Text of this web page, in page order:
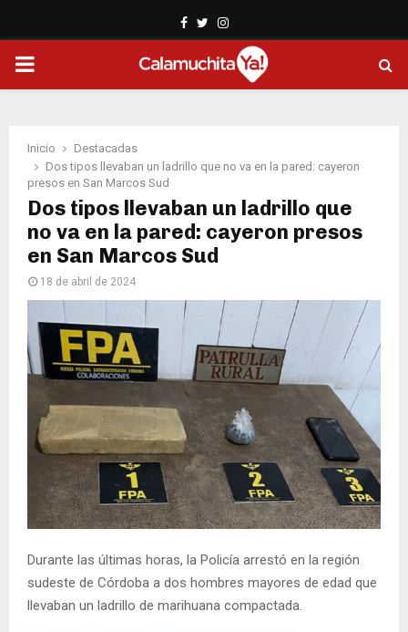
Facebook
TwitterInstagram
PRIMARY
Inicio
Destacadas
Dos tipos llevaban un ladrillo que no va en la pared: cayeron
presos en San Marcos Sud
Dos tipos llevaban un ladrillo que
no va en la pared: cayeron presos
en San Marcos Sud
18 de abril de 2024
Durante las últimas horas, la Policía arrestó en la región
sudeste de Córdoba a dos hombres mayores de edad que
llevaban un ladrillo de marihuana compactada.